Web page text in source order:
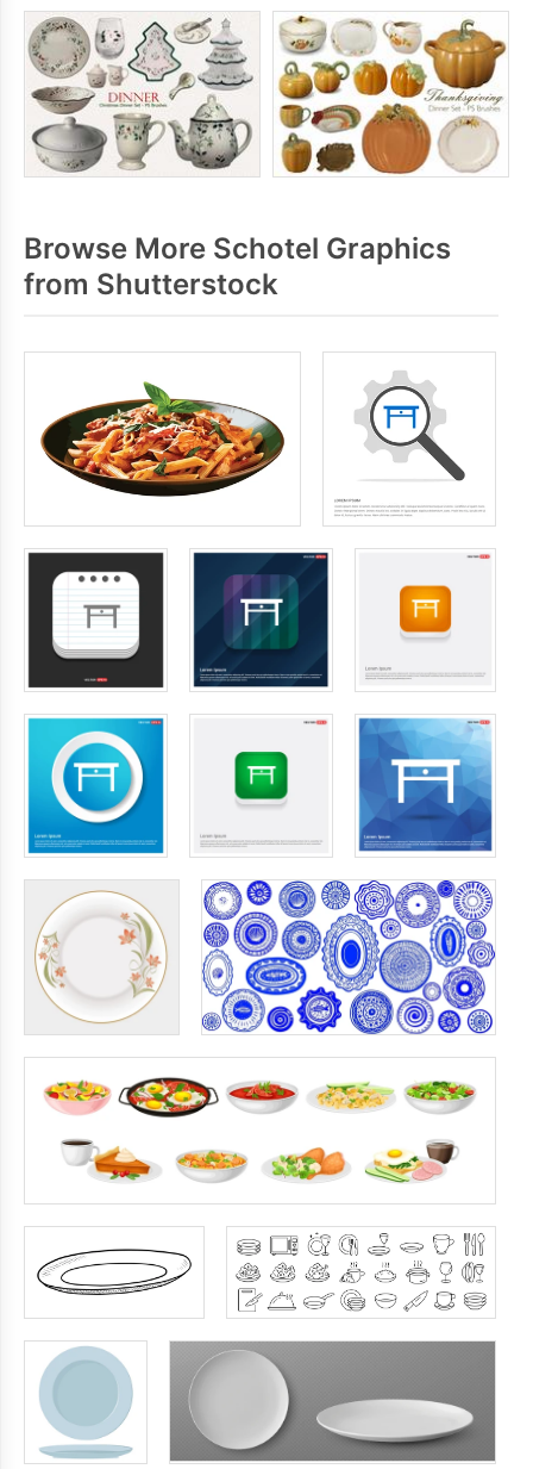
Browse More Schotel Graphics
from Shutterstock